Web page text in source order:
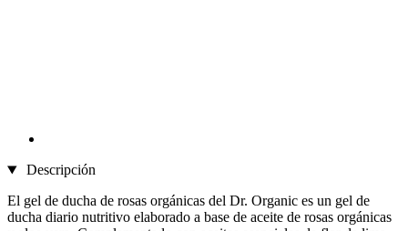
Descripción
El gel de ducha de rosas orgánicas del Dr. Organic es un gel de
ducha diario nutritivo elaborado a base de aceite de rosas orgánicas